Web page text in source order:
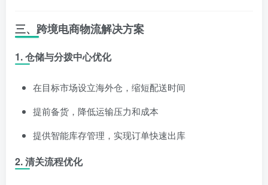
三、跨境电商物流解决方案
1. 仓储与分拨中心优化
在目标市场设立海外仓，缩短配送时间
提前备货，降低运输压力和成本
提供智能库存管理，实现订单快速出库
2. 清关流程优化